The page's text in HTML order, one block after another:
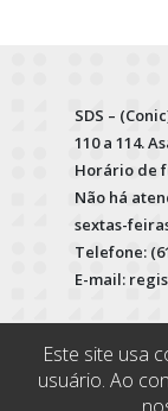
SDS –
110 a 114.
Horário de
Não há
sextas-
Telefone:
E-mail:
Este site usa
usuário. Ao